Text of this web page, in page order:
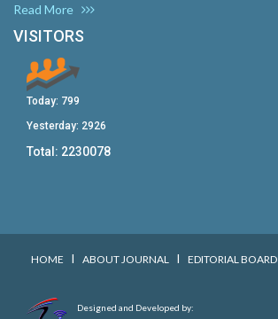
Read More
VISITORS
Today: 799
Yesterday: 2926
Total: 2230078
HOME I ABOUT JOURNAL I EDITORIAL BOARD
Designed and Developed by: